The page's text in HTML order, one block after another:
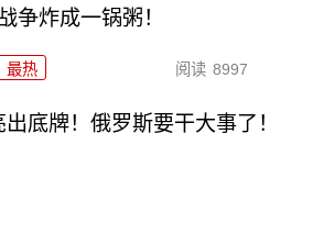
争炸成一锅粥！
最热 阅读 8997
底牌！俄罗斯要干大事了！